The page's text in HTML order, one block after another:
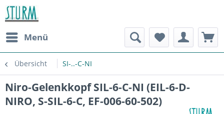
Menü
Übersicht SI-..-C-NI
Niro-Gelenkkopf SIL-6-C-NI (EIL-6-D-
NIRO, S-SIL-6-C, EF-006-60-502)